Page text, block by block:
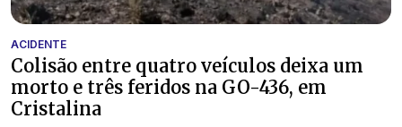
ACIDENTE
Colisão entre quatro veículos deixa um
morto e três feridos na GO-436, em
Cristalina